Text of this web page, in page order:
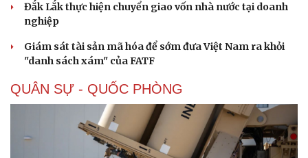
Đắk Lắk thực hiện chuyển giao vốn nhà nước tại doanh
nghiệp
Giám sát tài sản mã hóa để sớm đưa Việt Nam ra khỏi
"danh sách xám" của FATF
QUÂN SỰ - QUỐC PHÒNG